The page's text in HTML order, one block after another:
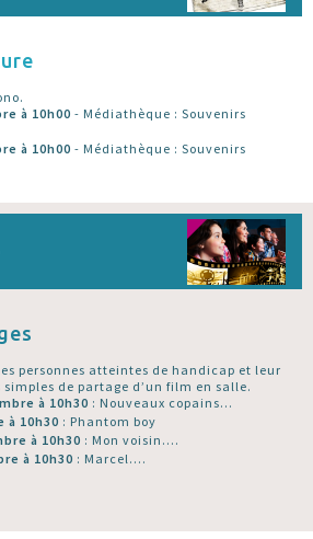
à 10h00 - Médiathèque : Souvenirs
à 10h00 - Médiathèque : Souvenirs
personnes atteintes de handicap et leur
de partage d’un film en salle.
à 10h30 : Nouveaux copains...
à 10h30 : Phantom boy
à 10h30 : Mon voisin....
à 10h30 : Marcel....